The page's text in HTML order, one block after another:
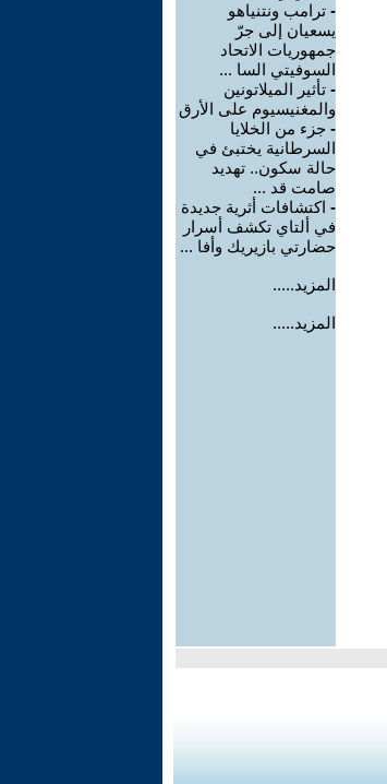
- ترامب ونتنياهو
يسعيان إلى جرّ
جمهوريات الاتحاد
السوفيتي السا ...
- تأثير الميلاتونين
والمغنيسيوم على الأرق
- جزء من الخلايا
السرطانية يختبئ في
حالة سكون.. تهديد
صامت قد ...
- اكتشافات أثرية جديدة
في ألتاي تكشف أسرار
حضارتي بازيريك وأفا ...
المزيد.....
المزيد.....